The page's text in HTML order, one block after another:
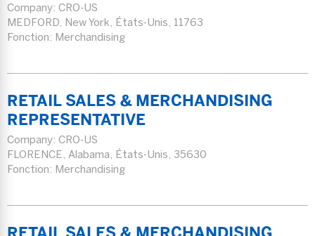
Company: CRO-US
MEDFORD, New York, États-Unis, 11763
Fonction: Merchandising
RETAIL SALES & MERCHANDISING
REPRESENTATIVE
Company: CRO-US
FLORENCE, Alabama, États-Unis, 35630
Fonction: Merchandising